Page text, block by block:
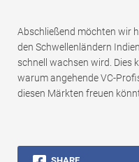
Abschließend möchten wir
den Schwellenländern
schnell wachsen wird. Dies
warum angehende VC-
diesen Märkten freuen